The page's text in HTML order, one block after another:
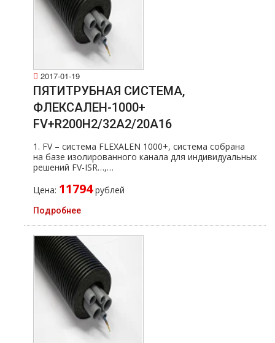
2017-01-19
ПЯТИТРУБНАЯ СИСТЕМА,
ФЛЕКСАЛЕН-1000+
FV+R200H2/32A2/20A16
1. FV – система FLEXALEN 1000+, система собрана
на базе изолированного канала для индивидуальных
решений FV-ISR…,…
Цена: 11794рублей
Подробнее